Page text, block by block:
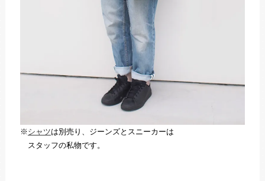
※ シャツは別売り、ジーンズとスニーカーは
スタッフの私物です。